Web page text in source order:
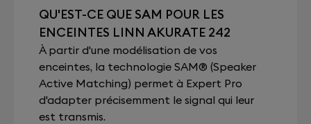
QU'EST-CE QUE SAM POUR LES
ENCEINTES LINN AKURATE 242
À partir d'une modélisation de vos
enceintes, la technologie SAM® (Speaker
Active Matching) permet à Expert Pro
d'adapter précisemment le signal qui leur
est transmis.